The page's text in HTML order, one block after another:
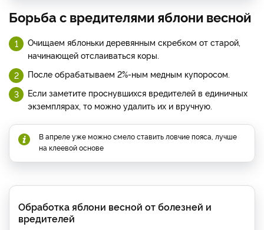
Борьба с вредителями яблони весной
Очищаем яблоньки деревянным скребком от старой,
начинающей отслаиваться коры.
После обрабатываем 2%-ным медным купоросом.
Если заметите проснувшихся вредителей в единичных
экземплярах, то можно удалить их и вручную.
В апреле уже можно смело ставить ловчие пояса, лучше
на клеевой основе
Обработка яблони весной от болезней и
вредителей